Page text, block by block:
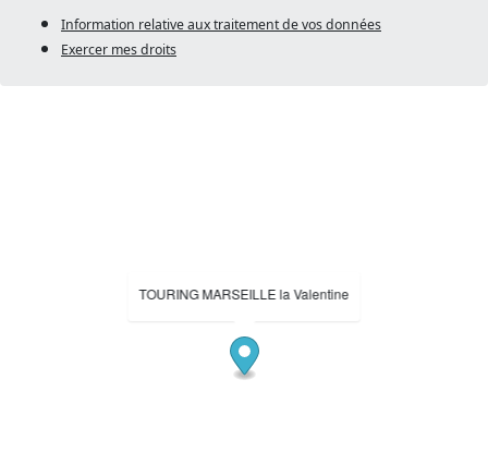
Information relative aux traitement de vos données
Exercer mes droits
TOURING MARSEILLE la Valentine